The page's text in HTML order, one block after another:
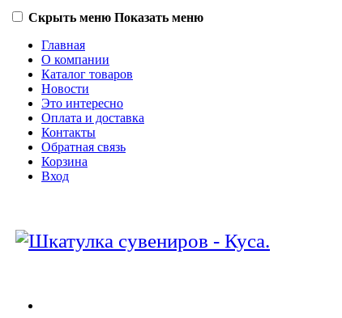
Скрыть меню Показать меню
Главная
О компании
Каталог товаров
Новости
Это интересно
Оплата и доставка
Контакты
Обратная связь
Корзина
Вход